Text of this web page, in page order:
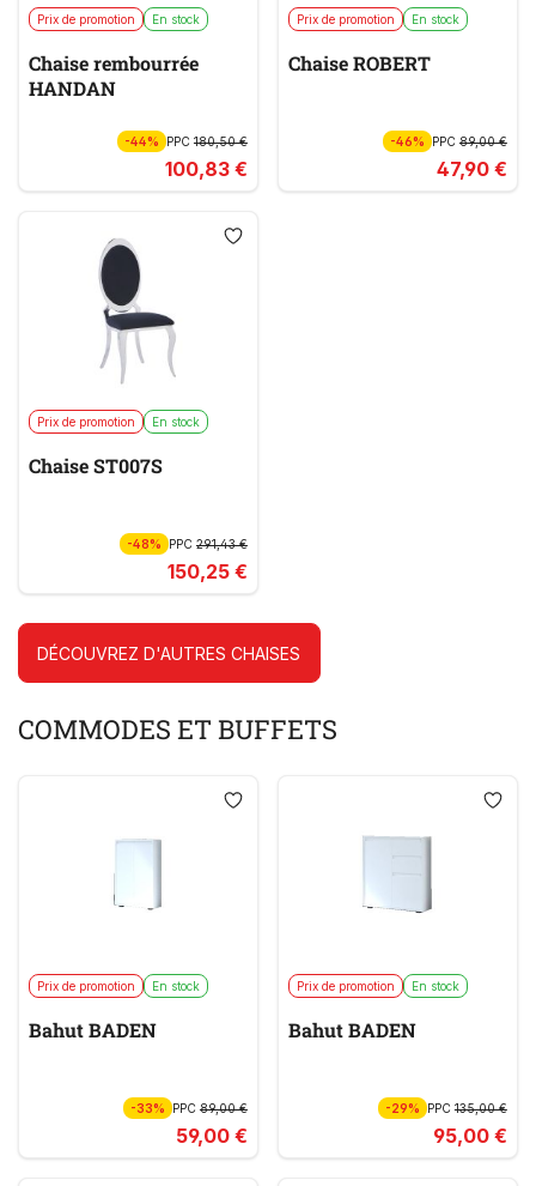
Prix de promotion En stock
Chaise rembourrée
HANDAN
-44% PPC 180,50 €
100,83 €
Prix de promotion En stock
Chaise ROBERT
-46% PPC89,00 €
47,90 €
Prix de promotion En stock
Chaise ST007S
-48% PPC 291,43 €
150,25 €
DÉCOUVREZ D'AUTRES CHAISES
COMMODES ET BUFFETS
Prix de promotion En stock
Bahut BADEN
-33% PPC 89,00 €
59,00 €
Prix de promotion En stock
Bahut BADEN
-29% PPC135,00 €
95,00 €